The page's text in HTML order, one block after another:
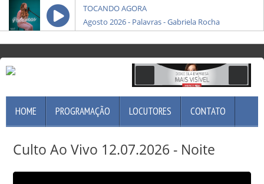
Pibonline
TOCANDO AGORA
Agosto 2026 - Palavras - Gabriela Rocha
HOME PROGRAMAÇÃO LOCUTORES CONTATO
Culto Ao Vivo 12.07.2026 - Noite